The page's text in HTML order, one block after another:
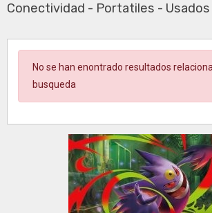
Conectividad - Portatiles - Usados
No se han enontrado resultados
busqueda